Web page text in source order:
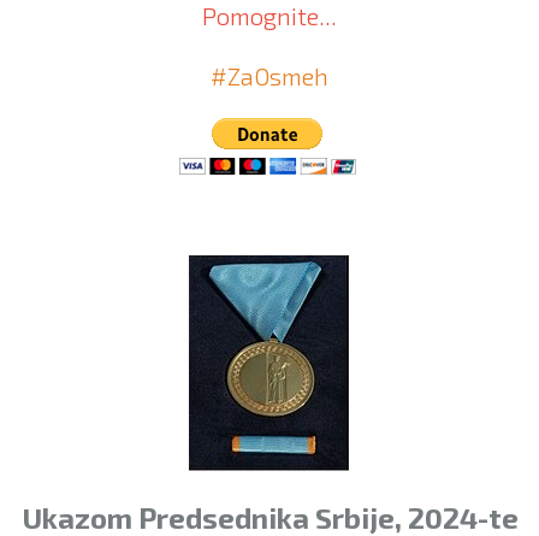
Pomognite...
#ZaOsmeh
Ukazom Predsednika Srbije, 2024-te